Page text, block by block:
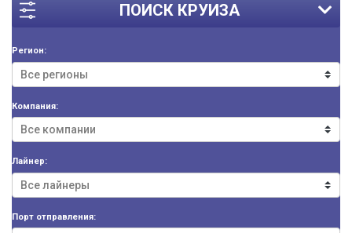
ПОИСК КРУИЗА
Регион:
Компания:
Лайнер:
Порт отправления: